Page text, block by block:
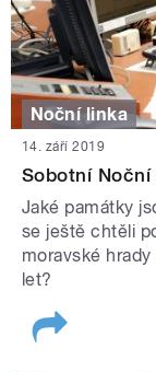
Noční linka
14. září 2019
Sobotní Noční
Jaké památky
se ještě chtěli
moravské
let?